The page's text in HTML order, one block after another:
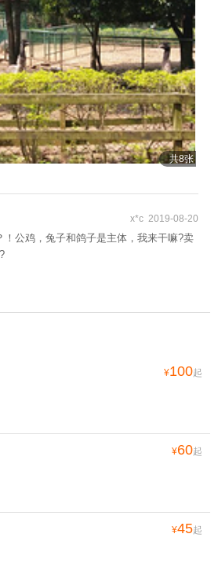
x*c 2019-08-20
公鸡，兔子和鸽子是主体，我来干嘛?卖